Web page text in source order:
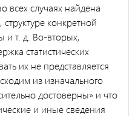
всех случаях найдена
конкретной
и т. д. Во-вторых,
статистических
их не представляется
из изначального
достоверны» и что
и иные сведения